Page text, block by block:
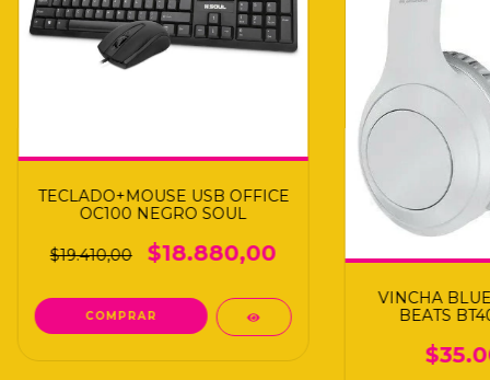
TECLADO+MOUSE USB OFFICE
OC100 NEGRO SOUL
$19.410,00 $18.880,00
VINCHA
BEATS